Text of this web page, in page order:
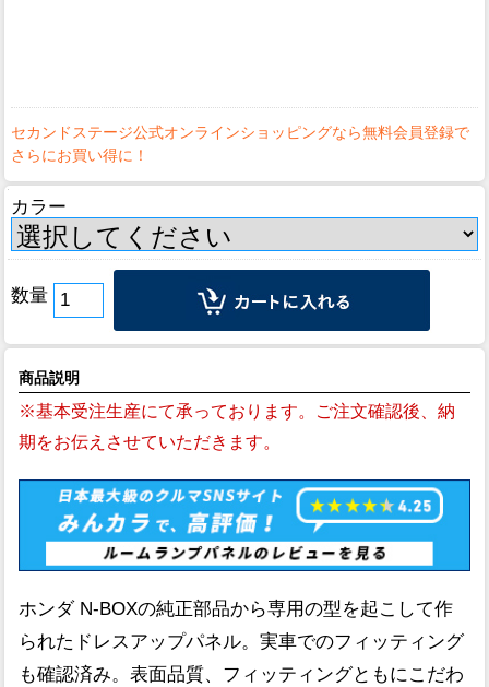
カラー
数量
商品説明
※基本受注生産にて承っております。ご注文確認後、納
期をお伝えさせていただきます。
ホンダ N-BOXの純正部品から専用の型を起こして作
られたドレスアップパネル。実車でのフィッティング
も確認済み。表面品質、フィッティングともにこだわ